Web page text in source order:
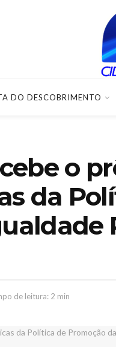
DO DESCOBRIMENTO
o
da
de leitura: 2 min